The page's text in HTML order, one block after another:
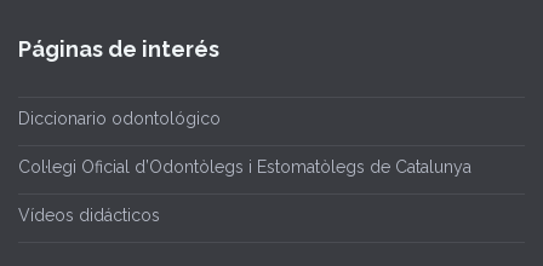
Páginas de interés
Diccionario odontológico
Col·legi Oficial d’Odontòlegs i Estomatòlegs de Catalunya
Vídeos didácticos